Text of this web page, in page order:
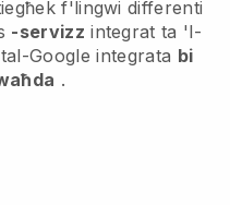
f'lingwi differenti
-servizz integrat ta 'l-
Google integrata bi
.